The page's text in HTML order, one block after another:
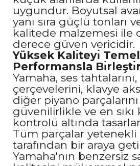
uygundur. Boyutsal
yanı sıra güçlü tonları
kalitede malzemesi ile
derece güven vericidir.
Yüksek Kalı̇teyı̇ Temel
Performansla
Yamaha, ses tahtalarını,
çerçevelerini, klavye
diğer piyano parçalarını
güvenilirlikle ve en sıkı
kontrolü altında
Tüm parçalar yetenekli
tarafından bir araya
Yamaha'nın benzersiz